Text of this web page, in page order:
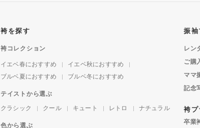
袴を探す
袴コレクション
イエベ春におすすめ
イエベ秋におすすめ
ブルベ夏におすすめ
ブルベ冬におすすめ
テイストから選ぶ
クラシック
クール キュート レトロ ナチュラル
色から選ぶ
振袖
レン
ご購
ママ
記念
袴プ
卒業